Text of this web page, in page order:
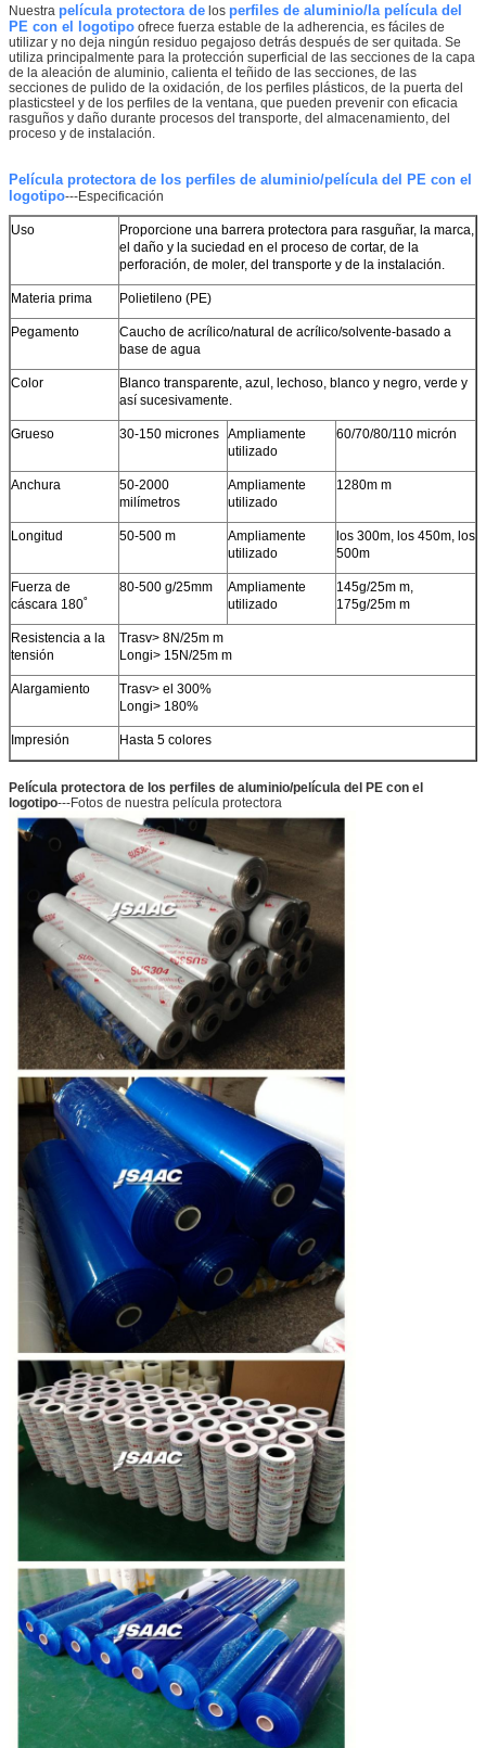
Deja un mensaje
¡Te llamaremos pronto!
PRESENTACIóN
Nuestra película protectora de los perfiles de aluminio/la película del
PE con el logotipo ofrece fuerza estable de la adherencia, es fáciles de
utilizar y no deja ningún residuo pegajoso detrás después de ser quitada. Se
utiliza principalmente para la protección superficial de las secciones de la capa
de la aleación de aluminio, calienta el teñido de las secciones, de las
secciones de pulido de la oxidación, de los perfiles plásticos, de la puerta del
plasticsteel y de los perfiles de la ventana, que pueden prevenir con eficacia
rasguños y daño durante procesos del transporte, del almacenamiento, del
proceso y de instalación.
Película protectora de los perfiles de aluminio/película del PE con el
logotipo---Especificación
Uso
Proporcione una barrera protectora para rasguñar, la marca,
el daño y la suciedad en el proceso de cortar, de la
perforación, de moler, del transporte y de la instalación.
Materia prima Polietileno (PE)
Pegamento
Caucho de acrílico/natural de acrílico/solvente-basado a
base de agua
Color
Blanco transparente, azul, lechoso, blanco y negro, verde y
así sucesivamente.
Grueso 30-150 micrones Ampliamente
utilizado
60/70/80/110 micrón
Anchura
50-2000
milímetros
Ampliamente
utilizado
1280m m
Longitud 50-500 m
Ampliamente
utilizado
los 300m, los 450m, los
500m
Fuerza de
cáscara 180˚
80-500 g/25mm
Ampliamente
utilizado
145g/25m m,
175g/25m m
Resistencia a la
tensión
Trasv> 8N/25m m
Longi> 15N/25m m
Alargamiento
Trasv> el 300%
Longi> 180%
Impresión Hasta 5 colores
Película protectora de los perfiles de aluminio/película del PE con el
logotipo---Fotos de nuestra película protectora